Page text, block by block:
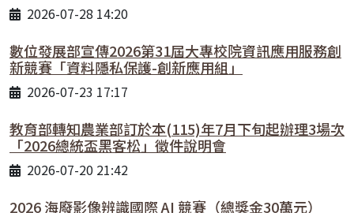
2026-07-28 14:20
數位發展部宣傳2026第31屆大專校院資訊應用服務創
新競賽「資料隱私保護-創新應用組」
2026-07-23 17:17
教育部轉知農業部訂於本(115)年7月下旬起辦理3場次
「2026總統盃黑客松」徵件說明會
2026-07-20 21:42
2026 海廢影像辨識國際 AI 競賽（總獎金30萬元）